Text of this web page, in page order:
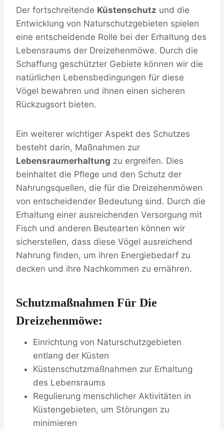
Der fortschreitende Küstenschutz und die
Entwicklung von Naturschutzgebieten spielen
eine entscheidende Rolle bei der Erhaltung des
Lebensraums der Dreizehenmöwe. Durch die
Schaffung geschützter Gebiete können wir die
natürlichen Lebensbedingungen für diese
Vögel bewahren und ihnen einen sicheren
Rückzugsort bieten.
Ein weiterer wichtiger Aspekt des Schutzes
besteht darin, Maßnahmen zur
Lebensraumerhaltung zu ergreifen. Dies
beinhaltet die Pflege und den Schutz der
Nahrungsquellen, die für die Dreizehenmöwen
von entscheidender Bedeutung sind. Durch die
Erhaltung einer ausreichenden Versorgung mit
Fisch und anderen Beutearten können wir
sicherstellen, dass diese Vögel ausreichend
Nahrung finden, um ihren Energiebedarf zu
decken und ihre Nachkommen zu ernähren.
Schutzmaßnahmen Für Die
Dreizehenmöwe:
Einrichtung von Naturschutzgebieten
entlang der Küsten
Küstenschutzmaßnahmen zur Erhaltung
des Lebensraums
Regulierung menschlicher Aktivitäten in
Küstengebieten, um Störungen zu
minimieren